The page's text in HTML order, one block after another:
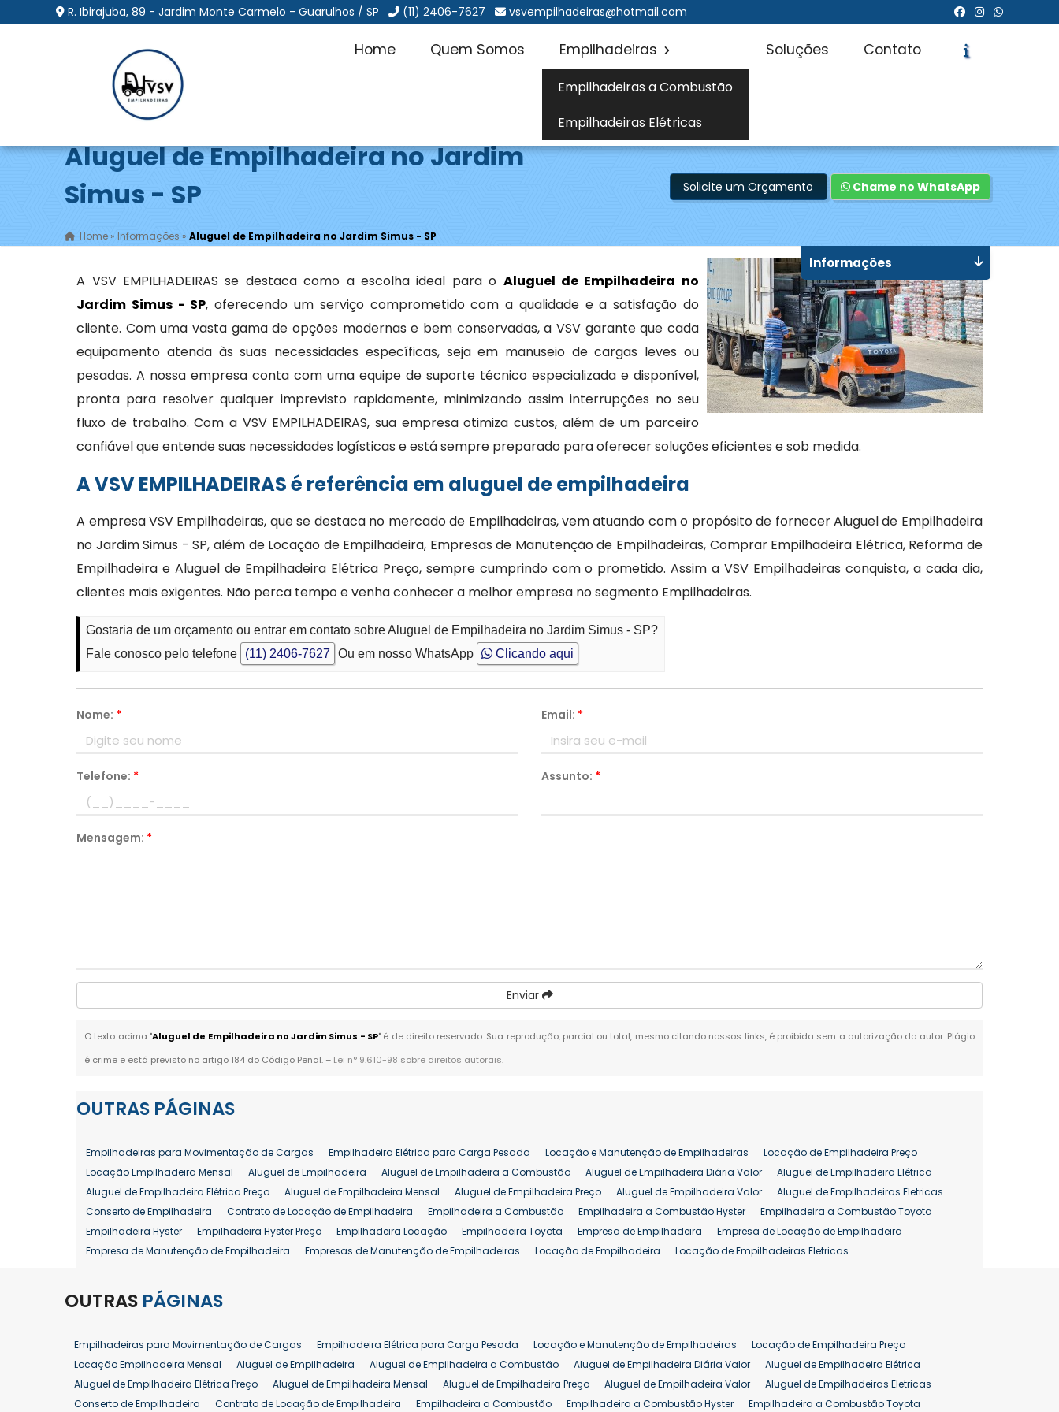
R. Ibirajuba, 89 - Jardim Monte Carmelo - Guarulhos / SP (11) 2406-7627 vsvempilhadeiras@hotmail.com
Home Quem Somos Empilhadeiras
Empilhadeiras a Combustão
Empilhadeiras Elétricas
Soluções Contato
Aluguel de Empilhadeira no Jardim
Simus - SP
Home »Informações »Aluguel de Empilhadeira no Jardim Simus - SP
Solicite um Orçamento Chame no WhatsApp
A VSV EMPILHADEIRAS se destaca como a escolha ideal para o Aluguel de Empilhadeira no
Jardim Simus - SP, oferecendo um serviço comprometido com a qualidade e a satisfação do
cliente. Com uma vasta gama de opções modernas e bem conservadas, a VSV garante que cada
equipamento atenda às suas necessidades específicas, seja em manuseio de cargas leves ou
pesadas. A nossa empresa conta com uma equipe de suporte técnico especializada e disponível,
pronta para resolver qualquer imprevisto rapidamente, minimizando assim interrupções no seu
fluxo de trabalho. Com a VSV EMPILHADEIRAS, sua empresa otimiza custos, além de um parceiro
confiável que entende suas necessidades logísticas e está sempre preparado para oferecer soluções eficientes e sob medida.
A VSV EMPILHADEIRAS é referência em aluguel de empilhadeira
A empresa VSV Empilhadeiras, que se destaca no mercado de Empilhadeiras, vem atuando com o propósito de fornecer Aluguel de Empilhadeira
no Jardim Simus - SP, além de Locação de Empilhadeira, Empresas de Manutenção de Empilhadeiras, Comprar Empilhadeira Elétrica, Reforma de
Empilhadeira e Aluguel de Empilhadeira Elétrica Preço, sempre cumprindo com o prometido. Assim a VSV Empilhadeiras conquista, a cada dia,
clientes mais exigentes. Não perca tempo e venha conhecer a melhor empresa no segmento Empilhadeiras.
Gostaria de um orçamento ou entrar em contato sobre Aluguel de Empilhadeira no Jardim Simus - SP?
Fale conosco pelo telefone
(11) 2406-7627 Ou em nosso WhatsApp Clicando aqui
Nome: * Email: *
Telefone: * Assunto: *
Mensagem: *
Enviar
O texto acima "Aluguel de Empilhadeira no Jardim Simus - SP" é de direito reservado. Sua reprodução, parcial ou total, mesmo citando nossos links, é proibida sem a autorização do autor. Plágio
é crime e está previsto no artigo 184 do Código Penal. – Lei n° 9.610-98 sobre direitos autorais.
Informações
OUTRAS PÁGINAS
Empilhadeiras para Movimentação de Cargas Empilhadeira Elétrica para Carga Pesada Locação e Manutenção de Empilhadeiras
Locação de Empilhadeira Preço
Locação Empilhadeira Mensal
Aluguel de Empilhadeira Aluguel de Empilhadeira a Combustão Aluguel de Empilhadeira Diária Valor
Aluguel de Empilhadeira Elétrica
Aluguel de Empilhadeira Elétrica Preço
Aluguel de Empilhadeira Mensal Aluguel de Empilhadeira Preço Aluguel de Empilhadeira Valor
Aluguel de Empilhadeiras Eletricas
Conserto de Empilhadeira
Contrato de Locação de Empilhadeira Empilhadeira a Combustão Empilhadeira a Combustão Hyster
Empilhadeira a Combustão Toyota
Empilhadeira Hyster
Empilhadeira Hyster Preço Empilhadeira Locação Empilhadeira Toyota Empresa de Empilhadeira
Empresa de Locação de Empilhadeira
Empresa de Manutenção de Empilhadeira
Empresas de Manutenção de Empilhadeiras Locação de Empilhadeira
Locação de Empilhadeiras Eletricas
Manutenção em Empilhadeiras
Reforma de Empilhadeira
Aluguel de Empilhadeira 25 ton
Locação de Empilhadeira 25 ton Comprar Empilhadeira 25 ton Empilhadeira a Combustão 25 ton
Preço de Empilhadeira 25 ton
Venda Empilhadeiras 25 ton
OUTRAS PÁGINAS
Empilhadeiras para Movimentação de Cargas Empilhadeira Elétrica para Carga Pesada Locação e Manutenção de Empilhadeiras
Locação de Empilhadeira Preço
Locação Empilhadeira Mensal
Aluguel de Empilhadeira Aluguel de Empilhadeira a Combustão Aluguel de Empilhadeira Diária Valor
Aluguel de Empilhadeira Elétrica
Aluguel de Empilhadeira Elétrica Preço
Aluguel de Empilhadeira Mensal Aluguel de Empilhadeira Preço Aluguel de Empilhadeira Valor
Aluguel de Empilhadeiras Eletricas
Conserto de Empilhadeira
Contrato de Locação de Empilhadeira Empilhadeira a Combustão Empilhadeira a Combustão Hyster
Empilhadeira a Combustão Toyota